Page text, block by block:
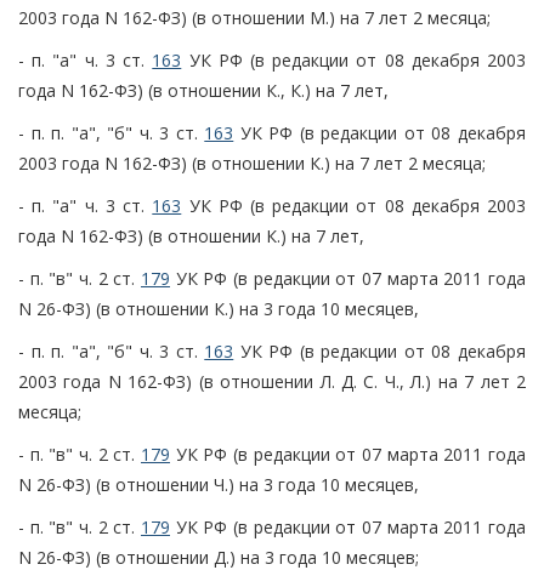
2003 года N 162-ФЗ) (в отношении М.) на 7 лет 2 месяца;
- п. "а" ч. 3 ст. 163 УК РФ (в редакции от 08 декабря 2003
года N 162-ФЗ) (в отношении К., К.) на 7 лет,
- п. п. "а", "б" ч. 3 ст. 163 УК РФ (в редакции от 08 декабря
2003 года N 162-ФЗ) (в отношении К.) на 7 лет 2 месяца;
- п. "а" ч. 3 ст. 163 УК РФ (в редакции от 08 декабря 2003
года N 162-ФЗ) (в отношении К.) на 7 лет,
- п. "в" ч. 2 ст. 179 УК РФ (в редакции от 07 марта 2011 года
N 26-ФЗ) (в отношении К.) на 3 года 10 месяцев,
- п. п. "а", "б" ч. 3 ст. 163 УК РФ (в редакции от 08 декабря
2003 года N 162-ФЗ) (в отношении Л. Д. С. Ч., Л.) на 7 лет 2
месяца;
- п. "в" ч. 2 ст. 179 УК РФ (в редакции от 07 марта 2011 года
N 26-ФЗ) (в отношении Ч.) на 3 года 10 месяцев,
- п. "в" ч. 2 ст. 179 УК РФ (в редакции от 07 марта 2011 года
N 26-ФЗ) (в отношении Д.) на 3 года 10 месяцев;